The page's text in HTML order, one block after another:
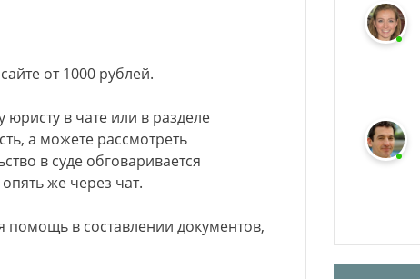
от 1000 рублей.
в чате или в разделе
а можете рассмотреть
в суде обговаривается
же через чат.
в составлении документов,